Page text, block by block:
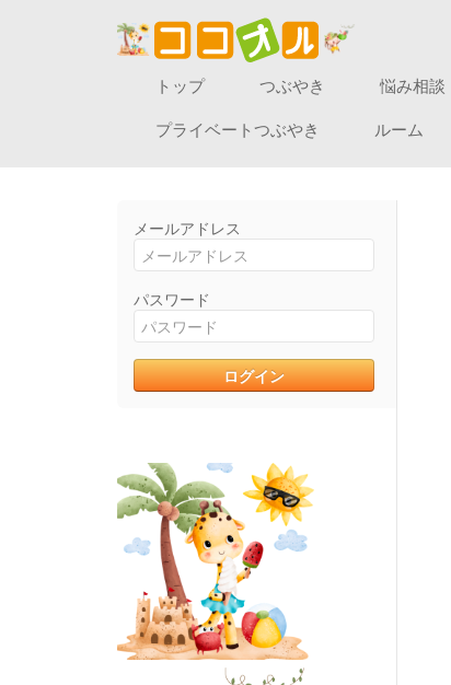
トップ つぶやき 悩み相談
プライベートつぶやき
ルーム
メールアドレス
パスワード